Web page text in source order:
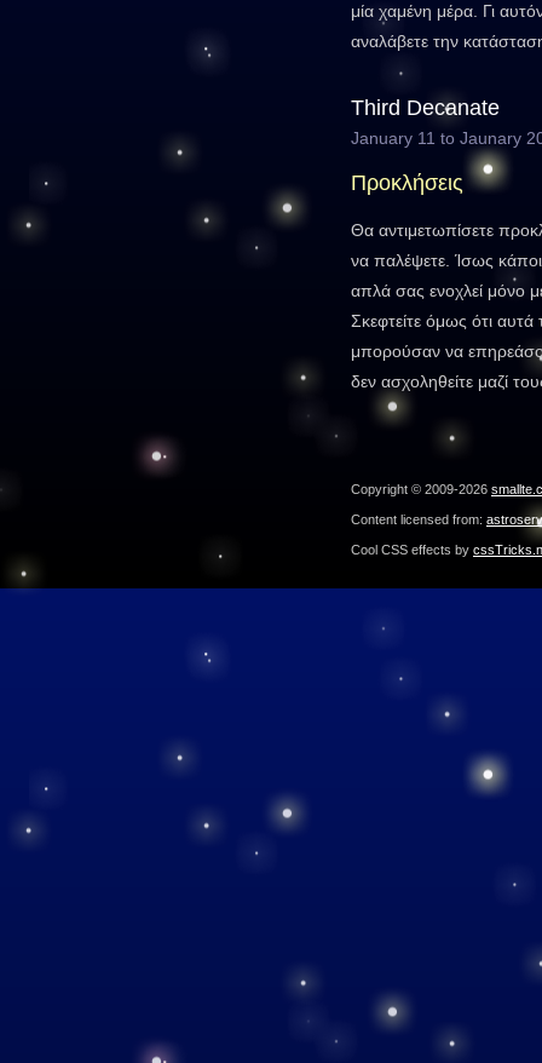
μία χαμένη μέρα. Γι
αναλάβετε την
Third Decanate
January 11 to Jaunary
Προκλήσεις
Θα αντιμετωπίσετε
να παλέψετε. Ίσως
απλά σας ενοχλεί μόνο
Σκεφτείτε όμως ότι
μπορούσαν να
δεν ασχοληθείτε μαζί
Copyright © 2009-2026
Content licensed from:
Cool CSS effects by